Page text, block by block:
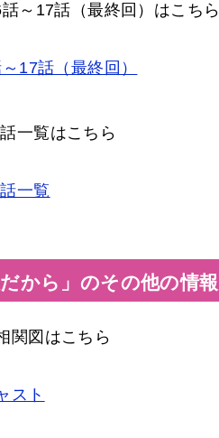
～17話（最終回）はこちら
17話（最終回）
一覧はこちら
一覧
から」のその他の情報
関図はこちら
スト